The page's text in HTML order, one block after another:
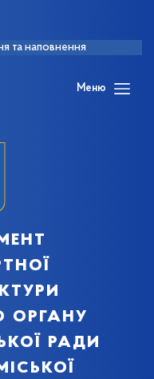
та наповнення
Меню
органу
ради